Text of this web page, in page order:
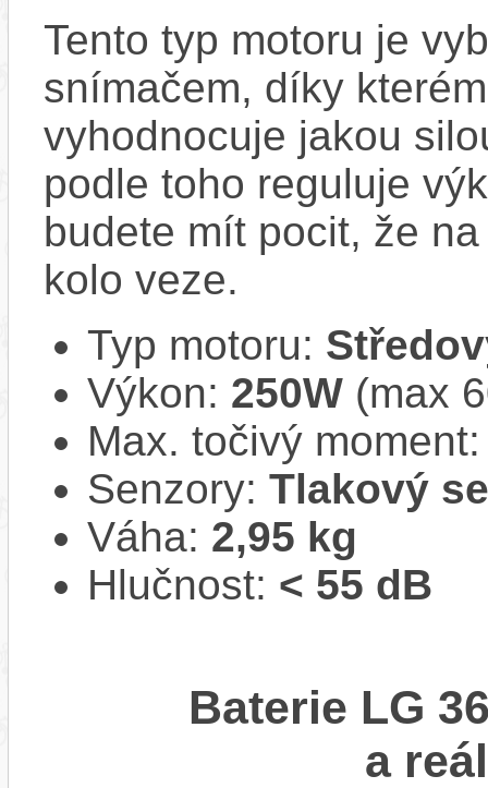
Tento typ motoru je
snímačem, díky
vyhodnocuje jakou
podle toho reguluje
budete mít pocit, že
kolo veze.
Typ motoru:
Výkon: 250W (max
Max. točivý
Senzory: Tlakový
Váha: 2,95 kg
Hlučnost: < 55 dB
Baterie LG
a